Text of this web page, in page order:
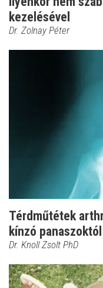
kezelésével
Dr. Zolnay Péter
Térdműtétek
kínzó panaszoktól
Dr. Knoll Zsolt PhD